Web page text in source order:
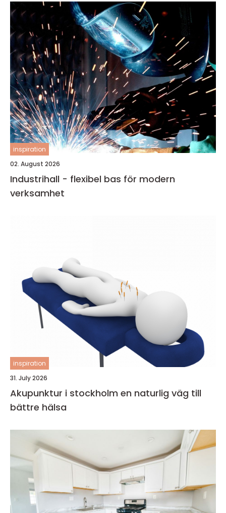
inspiration
02. August 2026
Industrihall - flexibel bas för modern
verksamhet
inspiration
31. July 2026
Akupunktur i stockholm en naturlig väg till
bättre hälsa